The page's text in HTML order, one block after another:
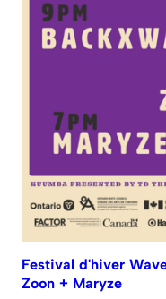
Festival d'hiver
Zoon + Maryze